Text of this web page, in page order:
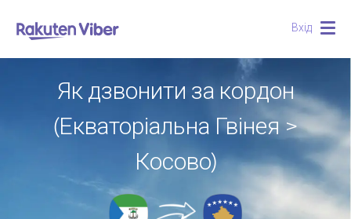
Вхід
Як дзвонити за кордон
(Екваторіальна Гвінея >
Косово)